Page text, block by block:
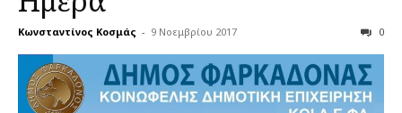
Κωνσταντίνος Κοσμάς - 9 Νοεμβρίου 2017 0